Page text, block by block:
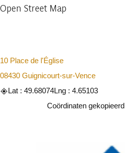
Open Street Map
10 Place de l'Église
08430 Guignicourt-sur-Vence
Lat : 49.68074Lng : 4.65103
Coördinaten gekopieerd